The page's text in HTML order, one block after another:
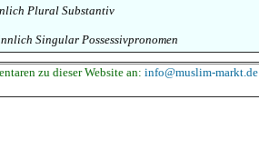
Plural Substantiv
Singular Possessivpronomen
zu dieser Website an: info@muslim-markt.de